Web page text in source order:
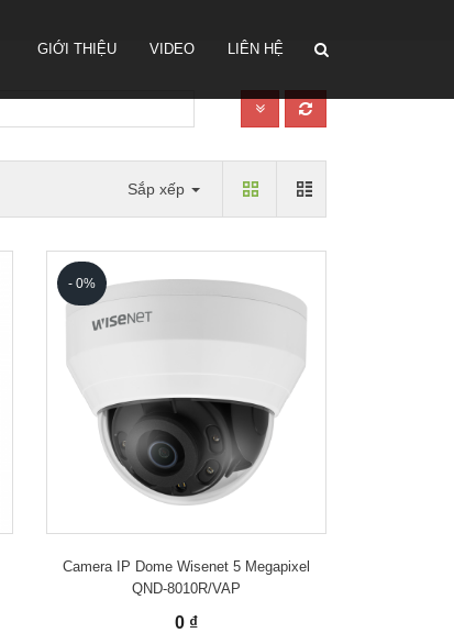
GIỚI THIỆU VIDEO LIÊN HỆ
Sắp xếp
- 0%
Camera IP Dome Wisenet 5 Megapixel
QND-8010R/VAP
0 ₫